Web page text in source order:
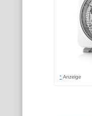
* Anzeige